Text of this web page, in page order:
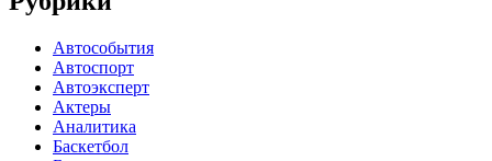
Автособытия
Автоспорт
Автоэксперт
Актеры
Аналитика
Баскетбол